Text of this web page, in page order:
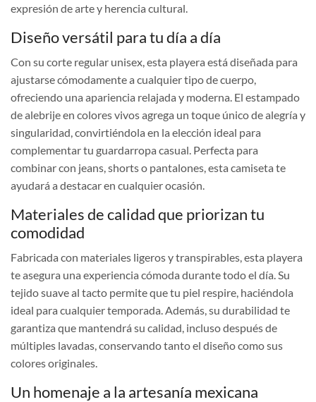
expresión de arte y herencia cultural.
Diseño versátil para tu día a día
Con su corte regular unisex, esta playera está diseñada para
ajustarse cómodamente a cualquier tipo de cuerpo,
ofreciendo una apariencia relajada y moderna. El estampado
de alebrije en colores vivos agrega un toque único de alegría y
singularidad, convirtiéndola en la elección ideal para
complementar tu guardarropa casual. Perfecta para
combinar con jeans, shorts o pantalones, esta camiseta te
ayudará a destacar en cualquier ocasión.
Materiales de calidad que priorizan tu
comodidad
Fabricada con materiales ligeros y transpirables, esta playera
te asegura una experiencia cómoda durante todo el día. Su
tejido suave al tacto permite que tu piel respire, haciéndola
ideal para cualquier temporada. Además, su durabilidad te
garantiza que mantendrá su calidad, incluso después de
múltiples lavadas, conservando tanto el diseño como sus
colores originales.
Un homenaje a la artesanía mexicana